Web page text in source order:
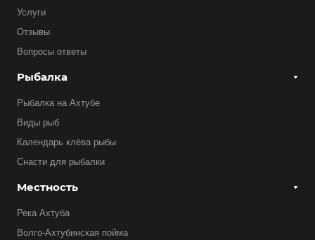
Услуги
Отзывы
Вопросы ответы
Рыбалка
Рыбалка на Ахтубе
Виды рыб
Календарь клёва рыбы
Снасти для рыбалки
Местность
Река Ахтуба
Волго-Ахтубинская пойма